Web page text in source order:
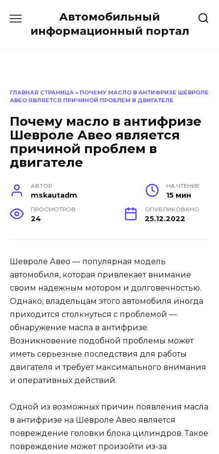
содержанию
Автомобильный
информационный портал
ГЛАВНАЯ СТРАНИЦА » ПОЧЕМУ МАСЛО В АНТИФРИЗЕ ШЕВРОЛЕ
АВЕО ЯВЛЯЕТСЯ ПРИЧИНОЙ ПРОБЛЕМ В ДВИГАТЕЛЕ
Почему масло в антифризе
Шевроле Авео является
причиной проблем в
двигателе
АВТОР
mskautadm
НА ЧТЕНИЕ
15 мин
ПРОСМОТРОВ
24
ОПУБЛИКОВАНО
25.12.2022
Шевроле Авео — популярная модель
автомобиля, которая привлекает внимание
своим надежным мотором и долговечностью.
Однако, владельцам этого автомобиля иногда
приходится столкнуться с проблемой —
обнаружение масла в антифризе.
Возникновение подобной проблемы может
иметь серьезные последствия для работы
двигателя и требует максимального внимания
и оперативных действий.
Одной из возможных причин появления масла
в антифризе на Шевроле Авео является
повреждение головки блока цилиндров. Такое
повреждение может произойти из-за